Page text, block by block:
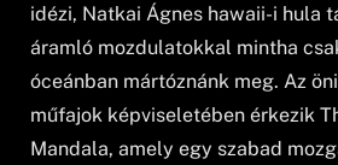
idézi, Natkai Ágnes hawaii-i hula
áramló mozdulatokkal mintha
óceánban mártóznánk meg. Az
műfajok képviseletében érkezik
Mandala, amely egy szabad